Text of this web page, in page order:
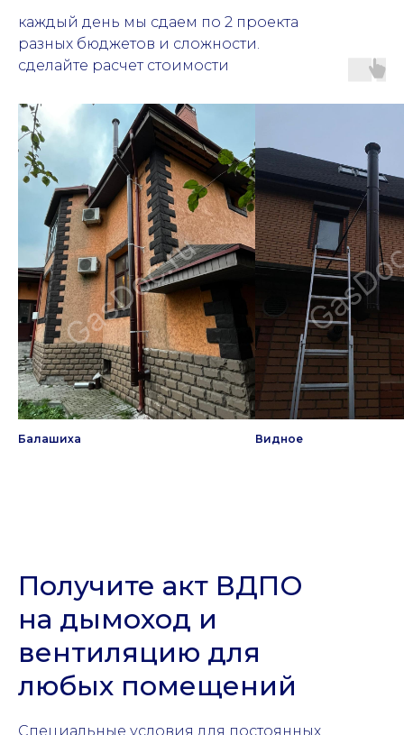
каждый день мы сдаем по 2 проекта
разных бюджетов и сложности.
сделайте расчет стоимости
Балашиха Видное
Получите акт ВДПО
на дымоход и
вентиляцию для
любых помещений
Специальные условия для постоянных